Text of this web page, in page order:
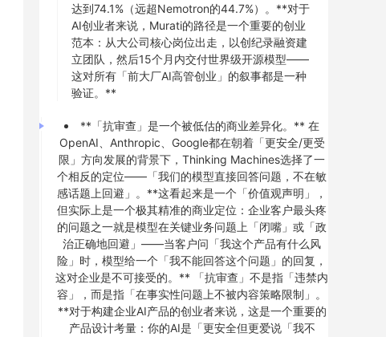
达到74.1%（远超Nemotron的44.7%）。**对于
AI创业者来说，Murati的路径是一个重要的创业
范本：从大公司核心岗位出走，以创纪录融资建
立团队，然后15个月内交付世界级开源模型——
这对所有「前大厂AI高管创业」的叙事都是一种
验证。**
**「抗审查」是一个被低估的商业差异化。** 在
OpenAI、Anthropic、Google都在朝着「更安全/更受
限」方向发展的背景下，Thinking Machines选择了一
个相反的定位——「我们的模型直接回答问题，不在敏
感话题上回避」。**这看起来是一个「价值观声明」，
但实际上是一个极其精准的商业定位：企业客户最头疼
的问题之一就是模型在关键业务问题上「闭嘴」或「政
治正确地回避」——当客户问「我这个产品有什么风
险」时，模型给一个「我不能回答这个问题」的回复，
这对企业是不可接受的。** 「抗审查」不是指「违禁内
容」，而是指「在事实性问题上不被内容策略限制」。
**对于构建企业AI产品的创业者来说，这是一个重要的
产品设计考量：你的AI是「更安全但更爱说「我不